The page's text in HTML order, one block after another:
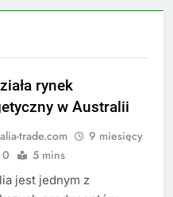
rynek
w Australii
trade.com
9 miesięcy
0 5 mins
jest jednym z